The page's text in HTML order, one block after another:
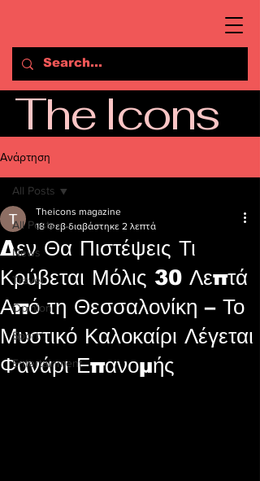
The Icons
Ανάρτηση
All Posts
News
Travel
Opinion
Sport
Entertainment
All Posts
Δεν Θα Πιστέψεις Τι
Κρύβεται Μόλις 30 Λεπτά
Από τη Θεσσαλονίκη – Το
Μυστικό Καλοκαίρι Λέγεται
Φανάρι Επανομής
Theicons magazine
18 Φεβ διαβάστηκε 2 λεπτά